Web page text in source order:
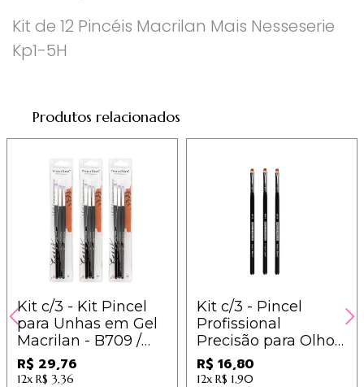
Kit de 12 Pincéis Macrilan Mais Nesseserie
Kp1-5H
Produtos relacionados
Kit c/3 - Kit Pincel
para Unhas em Gel
Macrilan - B709 /
9,92
R$ 29,76
12x R$ 3,36
Kit c/3 - Pincel
Profissional
Precisão para Olhos
Macrilan Linha B -
B113 / 5,60
R$ 16,80
12x R$ 1,90